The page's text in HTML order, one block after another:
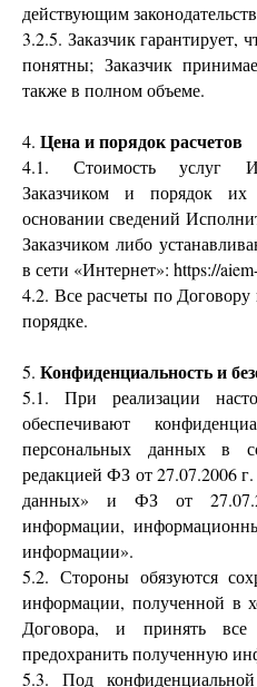
действующим
3.2.5. Заказчик гарантирует,
понятны; Заказчик
также в полном объеме.
4. Цена и порядок расчетов
4.1. Стоимость услуг
Заказчиком и порядок их
основании сведений
Заказчиком либо
в сети «Интернет»: https://
4.2. Все расчеты по Договору
порядке.
5. Конфиденциальность и
5.1. При реализации
обеспечивают
персональных данных в
редакцией ФЗ от 27.07.2006
данных» и ФЗ от
информации,
информации».
5.2. Стороны обязуются
информации, полученной в
Договора, и принять
предохранить полученную
5.3. Под